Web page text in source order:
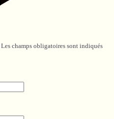
Les champs obligatoires sont indiqués